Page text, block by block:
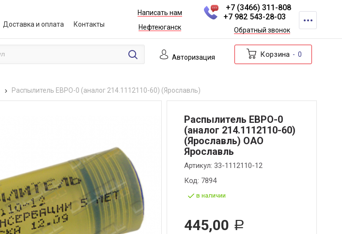
Доставка и оплата Контакты
Написать нам
Нефтеюганск
+7 (3466) 311-808
+7 982 543-28-03
Обратный звонок
Авторизация Корзина 0
Распылитель ЕВРО-0 (аналог 214.1112110-60) (Ярославль)
Распылитель ЕВРО-0
(аналог 214.1112110-60)
(Ярославль) ОАО
Ярославль
Артикул: 33-1112110-12
Код: 7894
в наличии
445,00 Р